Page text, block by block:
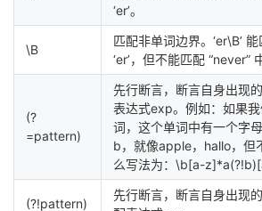
‘er’。
\B
匹配非单词边界。‘er\B’
‘er’，但不能匹配 “never” 中
(?
=pattern)
先行断言，断言自身出现
表达式exp。例如：如果
词，这个单词中有一个字
b，就像apple，hallo，但
么写法为：\b[a-
(?!pattern)
先行断言，断言自身出现